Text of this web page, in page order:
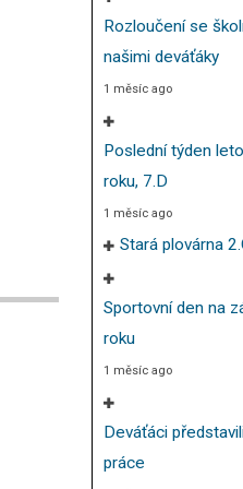
Rozloučení se
našimi deváťáky
1 měsíc ago
Poslední týden
roku, 7.D
1 měsíc ago
Stará plovárna
Sportovní den na
roku
1 měsíc ago
Deváťáci
práce